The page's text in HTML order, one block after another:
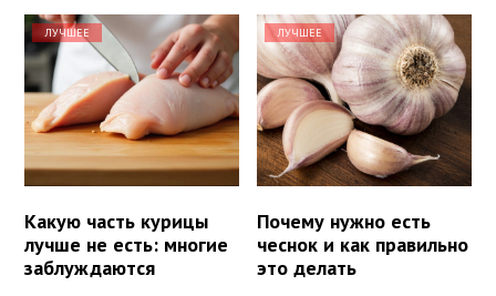
ЛУЧШЕЕ
Какую часть курицы
лучше не есть: многие
заблуждаются
ЛУЧШЕЕ
Почему нужно есть
чеснок и как правильно
это делать